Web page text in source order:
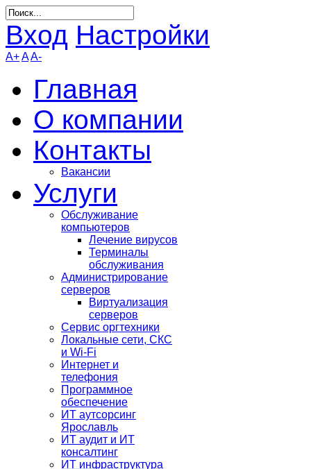
Вход Настройки
A+AA-
Главная
О компании
Контакты
Вакансии
Услуги
Обслуживание
компьютеров
Лечение вирусов
Терминалы
обслуживания
Администрирование
серверов
Виртуализация
серверов
Сервис оргтехники
Локальные сети, СКС
и Wi-Fi
Интернет и
телефония
Программное
обеспечение
ИТ аутсорсинг
Ярославль
ИТ аудит и ИТ
консалтинг
ИТ инфраструктура